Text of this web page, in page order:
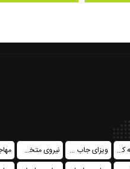
مهاجرت به کانادا ویزای جاب آفر کشورهای اروپایی نیروی متخصص در کانادا فدرال